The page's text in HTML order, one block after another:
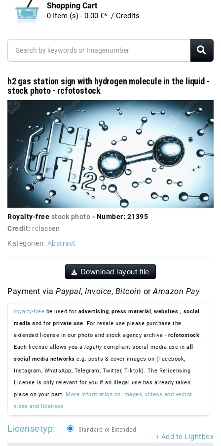
Shopping Cart
0 Item (s) - 0.00 €* / Credits
h2 gas station sign with hydrogen molecule in the liquid -
stock photo - rcfotostock
Royalty-free stock photo - Number: 21395
Credit: rclassen
Kategorien: Abstract
Download layout file
Payment via Paypal, Invoice, Bitcoin orAmazon Pay
royalty-free be used for advertising, press material , websites , social
media and for private use. For resale use please purchase the
extended license in our photo and stock agency archive - rcfotostock .
Each license allows you a legallycompliant social media use in all
social media networks e.g. posts & cover images on (Facebook,
Instagram, WhatsApp, Telegram, Twitter, Tiktok). The Relicensing
License is only relevant for you if an illegal use has already taken
place on your part. More information on images, videos and vector
sizes and licenses
+ Add to Lightbox
Licensetyp: Standard or Extended